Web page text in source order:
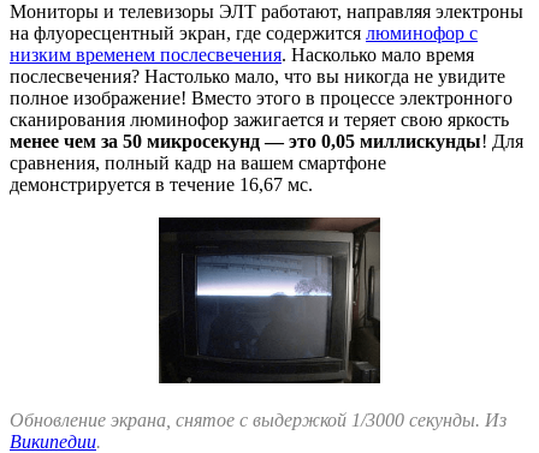
Мониторы и телевизоры ЭЛТ работают, направляя электроны
на флуоресцентный экран, где содержится люминофор с
низким временем послесвечения. Насколько мало время
послесвечения? Настолько мало, что вы никогда не увидите
полное изображение! Вместо этого в процессе электронного
сканирования люминофор зажигается и теряет свою яркость
менее чем за 50 микросекунд — это 0,05 миллискунды! Для
сравнения, полный кадр на вашем смартфоне
демонстрируется в течение 16,67 мс.
Обновление экрана, снятое с выдержкой 1/3000 секунды. Из
Википедии.